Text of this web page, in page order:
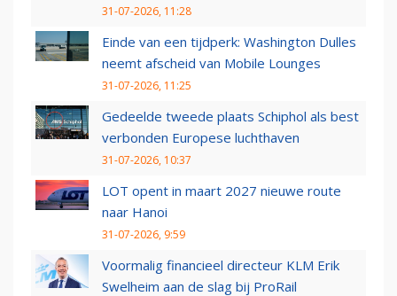
31-07-2026, 11:28
Einde van een tijdperk: Washington Dulles
neemt afscheid van Mobile Lounges
31-07-2026, 11:25
Gedeelde tweede plaats Schiphol als best
verbonden Europese luchthaven
31-07-2026, 10:37
LOT opent in maart 2027 nieuwe route
naar Hanoi
31-07-2026, 9:59
Voormalig financieel directeur KLM Erik
Swelheim aan de slag bij ProRail